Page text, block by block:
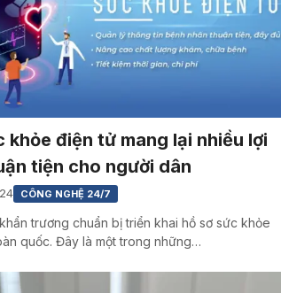
khỏe điện tử mang lại nhiều lợi
tiện cho người dân
CÔNG NGHỆ 24/7
trương chuẩn bị triển khai hồ sơ sức khỏe
quốc. Đây là một trong những…